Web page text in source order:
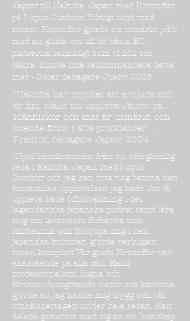
Japow till Hakuba, Japan med Kristoffer
på Lupus Outdoor. Riktigt nöjd med
resan! Kristoffer gjorde ett utmärkt jobb
med att guida oss till de bästa BC-
platserna samtidigt som vi höll oss
säkra. Kunde inte rekommendera detta
mer. - Oscar, deltagare Jpaow 2025
"Hakuba har mycket att erbjuda och
är fint ställe att uppleva Japow på.
Människor och mat är utmärkt och
boende finns i alla prisklasser" -
Fredrik, deltagare Japow 2024
"Nyss hemkommen från en oförglömlig
resa i Hakuba, Japan med Lupus
Outdoor och jag kan inte nog betona den
fantastiska upplevelsen jag hade. Att få
uppleva både offpist-åkning i det
legendariska japanska pudret samt lära
mig om lavinteori, förbättra min
skidteknik och fördjupa mig i den
japanska kulturen gjorde verkligen
resan komplett.Vår guide Kristoffer var
enastående på alla sätt. Hans
professionalism, lugna och
förtroendeingivande natur och karisma
gjorde att jag kände mig trygg och väl
omhändertagen under hela resan. Han
delade generöst med sig av sin kunskap